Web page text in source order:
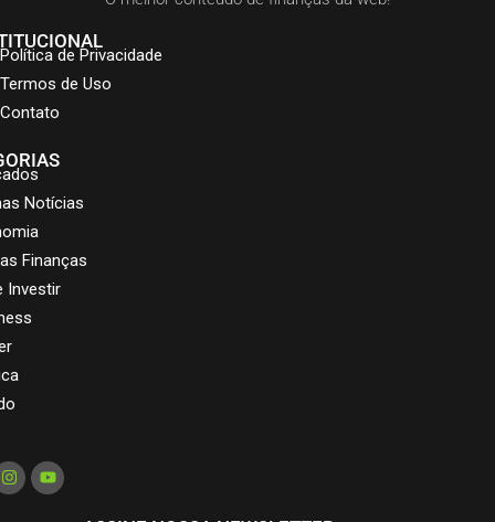
Política de Privacidade
Termos de Uso
Contato
Notícias
Finanças
Investir